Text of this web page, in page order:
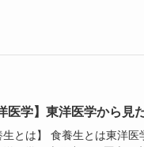
医学】東洋医学から見
生とは】 食養生とは東洋